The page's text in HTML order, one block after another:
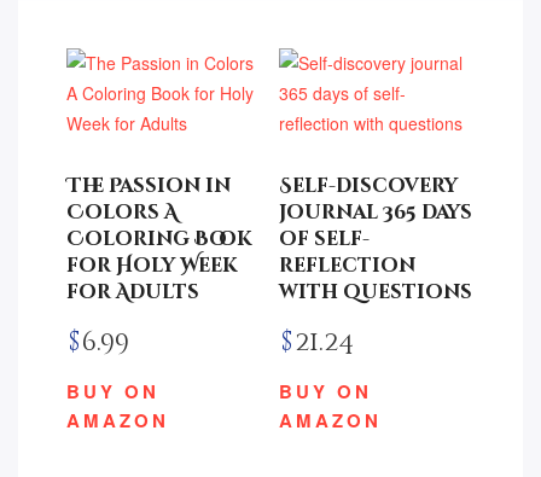
The Passion in
Colors A
Coloring Book
for Holy Week
for Adults
$6.99
BUY ON
AMAZON
Self-discovery
journal 365 days
of self-
reflection
with questions
$21.24
BUY ON
AMAZON